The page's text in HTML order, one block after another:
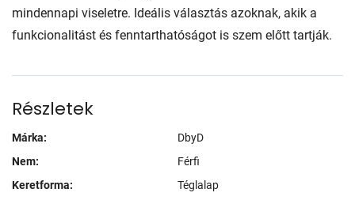
mindennapi viseletre. Ideális választás azoknak, akik a
funkcionalitást és fenntarthatóságot is szem előtt tartják.
Részletek
Márka:
DbyD
Nem:
Férfi
Keretforma:
Téglalap